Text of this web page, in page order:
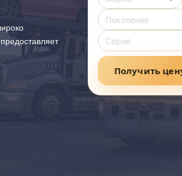
Получить